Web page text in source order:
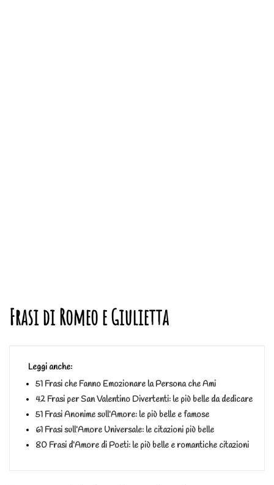
Frasi di Romeo e Giulietta
Leggi anche:
51 Frasi che Fanno Emozionare la Persona che Ami
42 Frasi per San Valentino Divertenti: le più belle da dedicare
51 Frasi Anonime sull’Amore: le più belle e famose
61 Frasi sull’Amore Universale: le citazioni più belle
80 Frasi d’Amore di Poeti: le più belle e romantiche citazioni